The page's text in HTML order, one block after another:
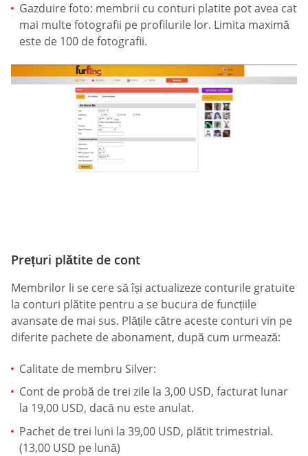
Gazduire foto: membrii cu conturi platite pot avea cat
mai multe fotografii pe profilurile lor. Limita maximă
este de 100 de fotografii.
Prețuri plătite de cont
Membrilor li se cere să își actualizeze conturile gratuite
la conturi plătite pentru a se bucura de funcțiile
avansate de mai sus. Plățile către aceste conturi vin pe
diferite pachete de abonament, după cum urmează:
Calitate de membru Silver:
Cont de probă de trei zile la 3,00 USD, facturat lunar
la 19,00 USD, dacă nu este anulat.
Pachet de trei luni la 39,00 USD, plătit trimestrial.
(13,00 USD pe lună)